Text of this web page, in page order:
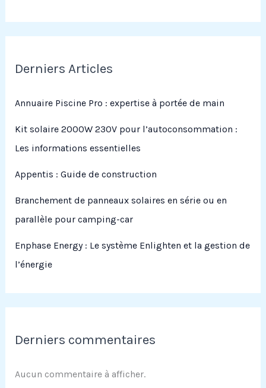
Derniers Articles
Annuaire Piscine Pro : expertise à portée de main
Kit solaire 2000W 230V pour l’autoconsommation :
Les informations essentielles
Appentis : Guide de construction
Branchement de panneaux solaires en série ou en
parallèle pour camping-car
Enphase Energy : Le système Enlighten et la gestion de
l’énergie
Derniers commentaires
Aucun commentaire à afficher.